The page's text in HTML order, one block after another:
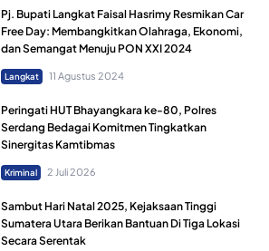
Pj. Bupati Langkat Faisal Hasrimy Resmikan Car
Free Day: Membangkitkan Olahraga, Ekonomi,
dan Semangat Menuju PON XXI 2024
Langkat 11 Agustus 2024
Peringati HUT Bhayangkara ke-80, Polres
Serdang Bedagai Komitmen Tingkatkan
Sinergitas Kamtibmas
Kriminal 2 Juli 2026
Sambut Hari Natal 2025, Kejaksaan Tinggi
Sumatera Utara Berikan Bantuan Di Tiga Lokasi
Secara Serentak